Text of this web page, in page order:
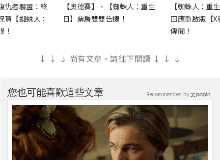
仇者聯盟：終
賀【蜘蛛人：
！
【奧德賽】、【蜘蛛人：重生
日】票房雙雙告捷！
【蜘蛛人：重
回應重啟版【
傳聞！
↓ ↓ ↓ 尚有文章，請往下閱讀 ↓ ↓ ↓
您也可能喜歡這些文章 Recommended by